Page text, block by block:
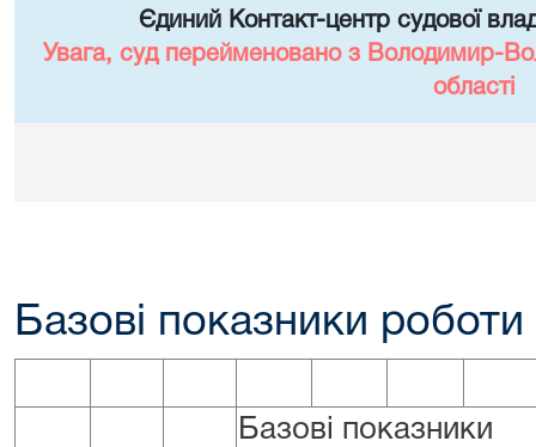
Єдиний Контакт-центр судової
Увага, суд перейменовано з Володимир-
області
Базові показники роботи
Базові показники